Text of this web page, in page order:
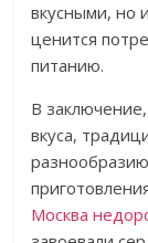
вкусными, но
ценится
питанию.
В
вкуса,
Москва